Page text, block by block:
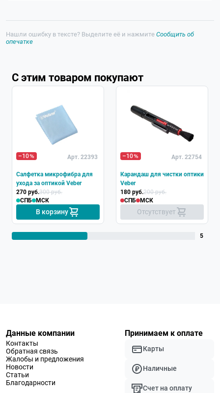
Нашли ошибку в тексте? Выделите её и нажмите Сообщить об
опечатке
С этим товаром покупают
–10 Арт. 22393
Салфетка микрофибра для
ухода за оптикой Veber
270 руб.300 руб.
СПБ
МСК
В корзину
–10
Арт. 22754
Карандаш для чистки оптики
Veber
180 руб.200 руб.
СПБ
МСК
Отсутствует
5
Данные компании
Контакты
Обратная связь
Жалобы и предложения
Новости
Статьи
Благодарности
Принимаем к оплате
Карты
Наличные
Счет на оплату